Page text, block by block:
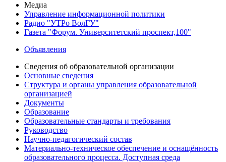
Медиа
Управление информационной политики
Радио "УТРо ВолГУ"
Газета "Форум. Университетский проспект,100"
Объявления
Сведения об образовательной организации
Основные сведения
Структура и органы управления образовательной
организацией
Документы
Образование
Образовательные стандарты и требования
Руководство
Научно-педагогический состав
Материально-техническое обеспечение и оснащённость
образовательного процесса. Доступная среда